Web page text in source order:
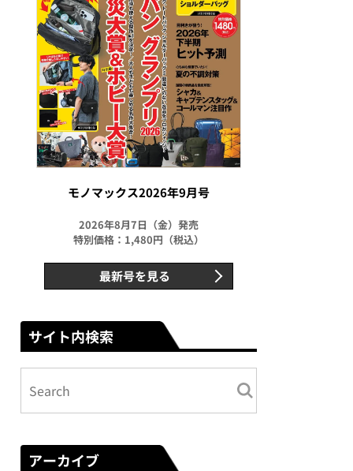
モノマックス2026年9月号
2026年8月7日（金）発売
特別価格：1,480円（税込）
最新号を見る
サイト内検索
アーカイブ